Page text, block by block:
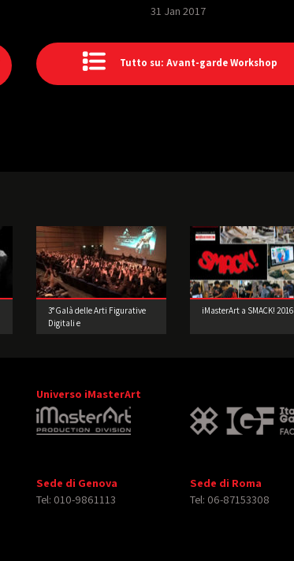
31 Jan 2017
Tutto su: Avant-garde Workshop
3° Galà delle Arti Figurative
Digitali e
iMasterArt a SMACK! 2016
Universo iMasterArt
Sede di Genova
Tel: 010-9861113
Sede di Roma
Tel: 06-87153308